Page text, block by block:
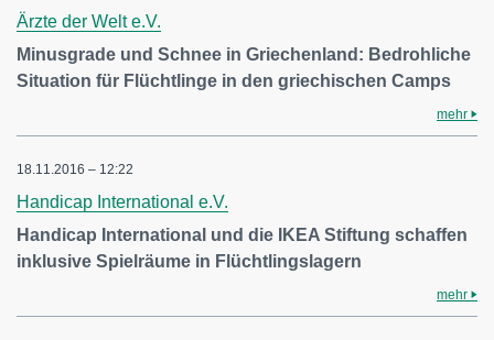
Ärzte der Welt e.V.
Minusgrade und Schnee in Griechenland: Bedrohliche
Situation für Flüchtlinge in den griechischen Camps
mehr
18.11.2016 – 12:22
Handicap International e.V.
Handicap International und die IKEA Stiftung schaffen
inklusive Spielräume in Flüchtlingslagern
mehr